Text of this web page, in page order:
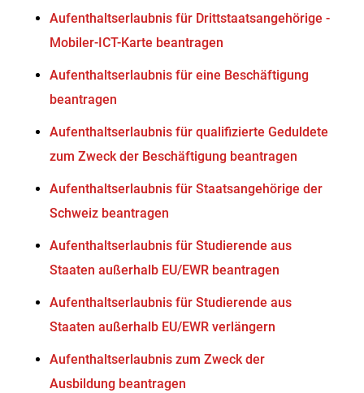
Aufenthaltserlaubnis für Drittstaatsangehörige -
Mobiler-ICT-Karte beantragen
Aufenthaltserlaubnis für eine Beschäftigung
beantragen
Aufenthaltserlaubnis für qualifizierte Geduldete
zum Zweck der Beschäftigung beantragen
Aufenthaltserlaubnis für Staatsangehörige der
Schweiz beantragen
Aufenthaltserlaubnis für Studierende aus
Staaten außerhalb EU/EWR beantragen
Aufenthaltserlaubnis für Studierende aus
Staaten außerhalb EU/EWR verlängern
Aufenthaltserlaubnis zum Zweck der
Ausbildung beantragen